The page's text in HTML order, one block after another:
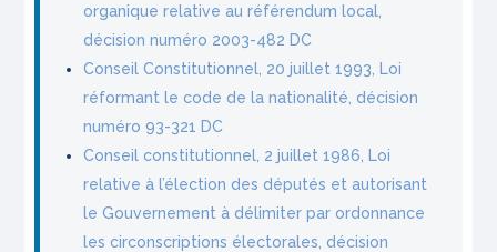
organique relative au référendum local,
décision numéro 2003-482 DC
Conseil Constitutionnel, 20 juillet 1993, Loi
réformant le code de la nationalité, décision
numéro 93-321 DC
Conseil constitutionnel, 2 juillet 1986, Loi
relative à l’élection des députés et autorisant
le Gouvernement à délimiter par ordonnance
les circonscriptions électorales, décision